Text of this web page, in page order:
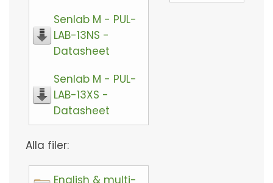
Senlab M - PUL-
LAB-13NS -
Datasheet
Senlab M - PUL-
LAB-13XS -
Datasheet
Alla filer: